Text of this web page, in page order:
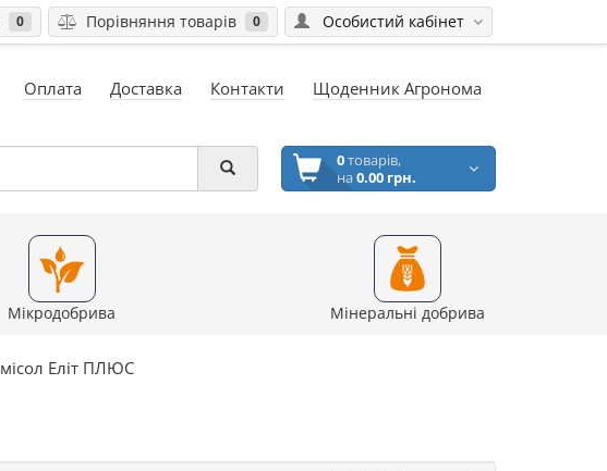
Особистий кабінет
0 Порівняння товарів 0
Оплата Доставка Контакти Щоденник Агронома
0товарів,
на0.00 грн.
Мікродобрива Мінеральні добрива
Еліт ПЛЮС